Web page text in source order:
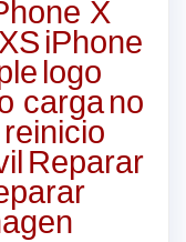
X
iPhone
logo
cargano
reinicio
Reparar